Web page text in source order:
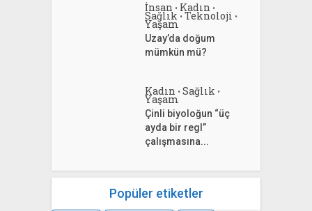
İnsan • Kadın •
Sağlık • Teknoloji •
Yaşam
Uzay’da doğum
mümkün mü?
Kadın • Sağlık •
Yaşam
Çinli biyoloğun “üç
ayda bir regl”
çalışmasına...
Popüler etiketler